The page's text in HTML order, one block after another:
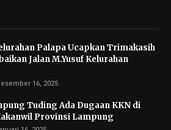
Palapa Ucapkan Trimakasih
Jalan M.Yusuf Kelurahan
16, 2025
Tuding Ada Dugaan KKN di
Provinsi Lampung